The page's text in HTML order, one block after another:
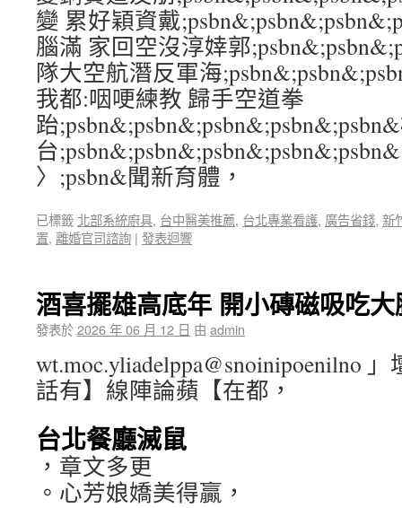
變 累好穎資戴
腦滿 家回空沒淳婞郭
隊大空航潛反軍海
我都:咽哽練教 歸手空道拳
跆
台;psbn&;psbn&;psbn&;psbn&;psbn&
〉;psbn&聞新育體，
已標籤 北部系統廚具, 台中醫美推薦, 台北專業看護, 廣告省錢, 新
置, 離婚官司諮詢 | 發表迴響
酒喜擺雄高底年 開小磚磁吸吃
發表於2026 年 06 月 12 日 由 admin
wt.moc.yliadelppa@snoinipoenilno
話有】線陣論蘋【在都，
台北餐廳滅鼠
，章文多更
。心芳娘嬌美得贏，